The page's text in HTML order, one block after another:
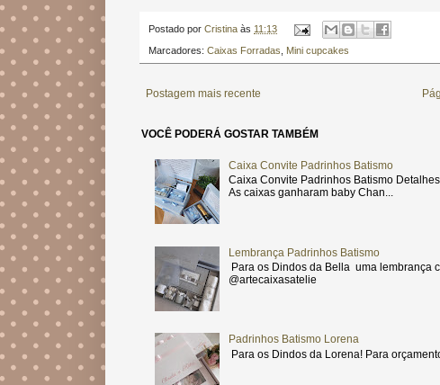
Postado por Cristina às 11:13
Marcadores: Caixas Forradas, Mini cupcakes
Postagem mais recente
VOCÊ PODERÁ GOSTAR TAMBÉM
Caixa Convite Padrinhos Batismo
Caixa Convite Padrinhos Batismo
As caixas ganharam baby Chan...
Lembrança Padrinhos Batismo
Para os Dindos da Bella uma lembrança
@artecaixasatelie
Padrinhos Batismo Lorena
Para os Dindos da Lorena! Para